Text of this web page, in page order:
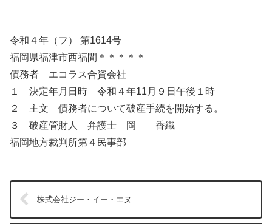
令和４年（フ） 第1614号
福岡県福津市西福間＊＊＊＊＊
債務者 エコラス合資会社
１ 決定年月日時 令和４年11月９日午後１時
２ 主文 債務者について破産手続を開始する。
３ 破産管財人 弁護士 岡 香織
福岡地方裁判所第４民事部
株式会社ジー・イー・エヌ